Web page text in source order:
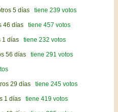
5 días tiene 239 votos
46 días tiene 457 votos
1 días tiene 232 votos
56 días tiene 291 votos
29 días tiene 245 votos
1 días tiene 419 votos